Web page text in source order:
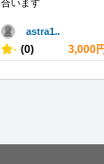
合います
astra1..
- (0) 3,000円